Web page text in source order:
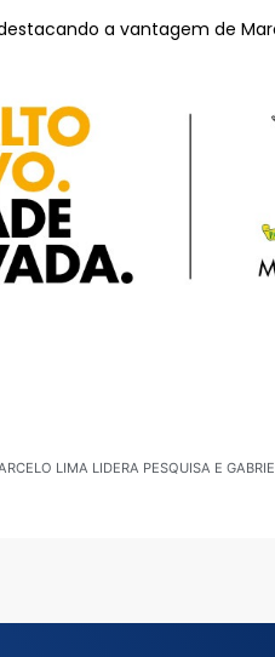
a vantagem de